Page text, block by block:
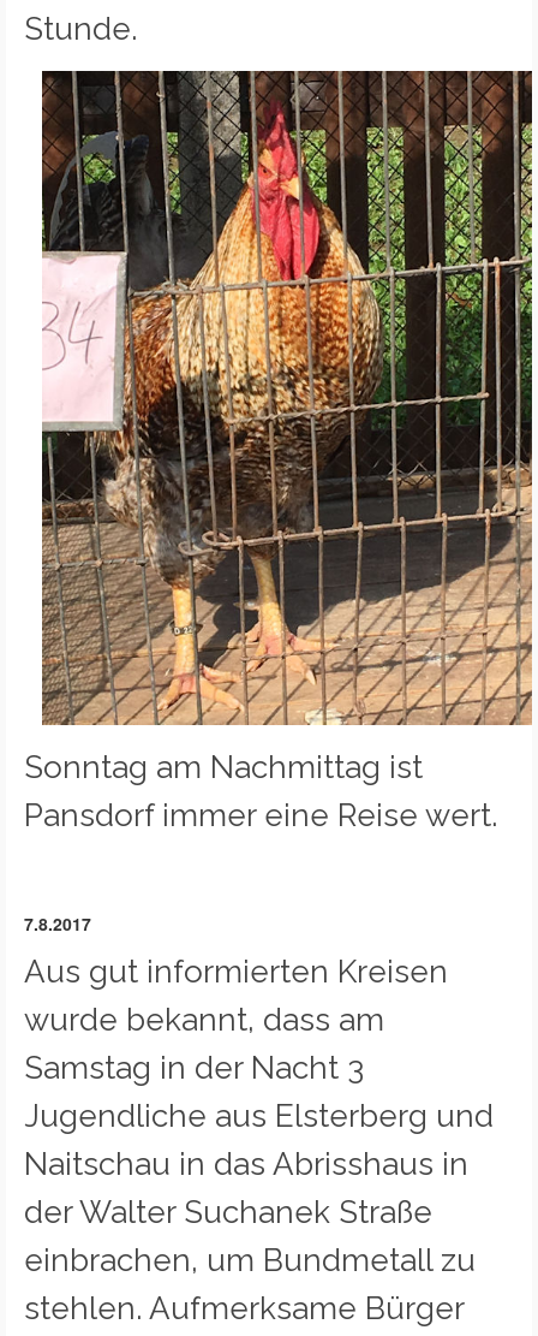
Stunde.
Sonntag am Nachmittag ist
Pansdorf immer eine Reise wert.
7.8.2017
Aus gut informierten Kreisen
wurde bekannt, dass am
Samstag in der Nacht 3
Jugendliche aus Elsterberg und
Naitschau in das Abrisshaus in
der Walter Suchanek Straße
einbrachen, um Bundmetall zu
stehlen. Aufmerksame Bürger